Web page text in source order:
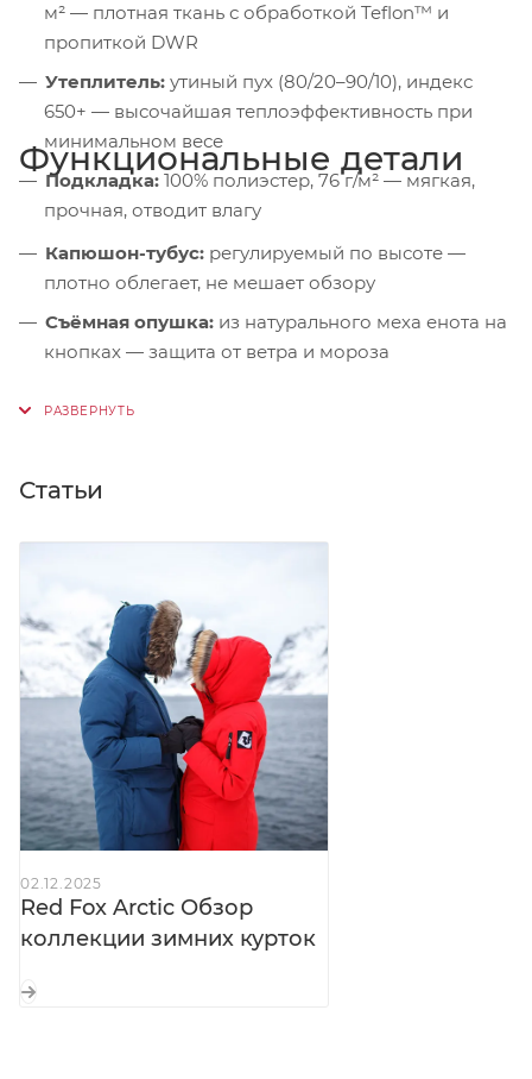
м² — плотная ткань с обработкой Teflon™ и
пропиткой DWR
Утеплитель: утиный пух (80/20–90/10), индекс
650+ — высочайшая теплоэффективность при
минимальном весе
Подкладка: 100% полиэстер, 76 г/м² — мягкая,
прочная, отводит влагу
Функциональные детали
Капюшон-тубус: регулируемый по высоте —
плотно облегает, не мешает обзору
Съёмная опушка: из натурального меха енота на
кнопках — защита от ветра и мороза
слой в зоне плеч — усиленная защита от холода
— от раздражения
Нагрудные и боковые карманы:
влагозащитных молниях с флисом High Loft —
тепло для рук и мелочей
Карман на рукаве: с влагозащитной молнией —
для пропуска или гаджетов
Рукава:с регулировкой длины —
подстраиваются под перчатки и рост
Внутренние манжеты:трикотажные —
Внутренние карманы:
вещей
Статьи
02.12.2025
Red Fox Arctic Обзор
коллекции зимних курток